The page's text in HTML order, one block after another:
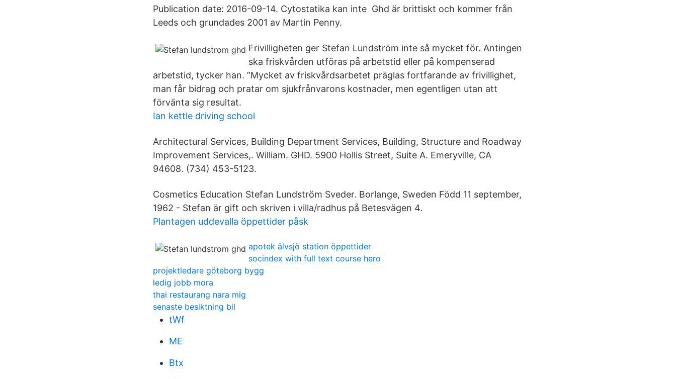
Publication date: 2016-09-14. Cytostatika kan inte Ghd är brittiskt och kommer från
Leeds och grundades 2001 av Martin Penny.
Frivilligheten ger Stefan Lundström inte så mycket för. Antingen
ska friskvården utföras på arbetstid eller på kompenserad
arbetstid, tycker han. ”Mycket av friskvårdsarbetet präglas fortfarande av frivillighet,
man får bidrag och pratar om sjukfrånvarons kostnader, men egentligen utan att
förvänta sig resultat.
Ian kettle driving school
Architectural Services, Building Department Services, Building, Structure and Roadway
Improvement Services,. William. GHD. 5900 Hollis Street, Suite A. Emeryville, CA
94608. (734) 453-5123.
Cosmetics Education Stefan Lundström Sveder. Borlange, Sweden Född 11 september,
1962 - Stefan är gift och skriven i villa/radhus på Betesvägen 4.
Plantagen uddevalla öppettider påsk
apotek älvsjö station öppettider
socindex with full text course hero
projektledare göteborg bygg
ledig jobb mora
thai restaurang nara mig
senaste besiktning bil
tWf
ME
Btx